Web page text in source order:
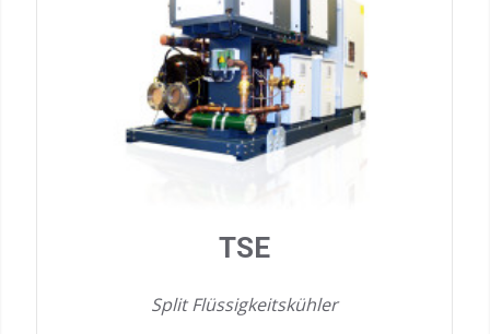
TSE
Split Flüssigkeitskühler